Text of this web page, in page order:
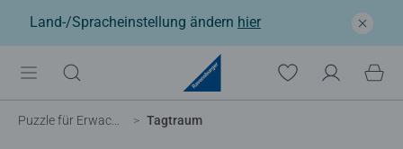
Land-/Spracheinstellung ändern hier
Puzzle für Erwachsene Tagtraum